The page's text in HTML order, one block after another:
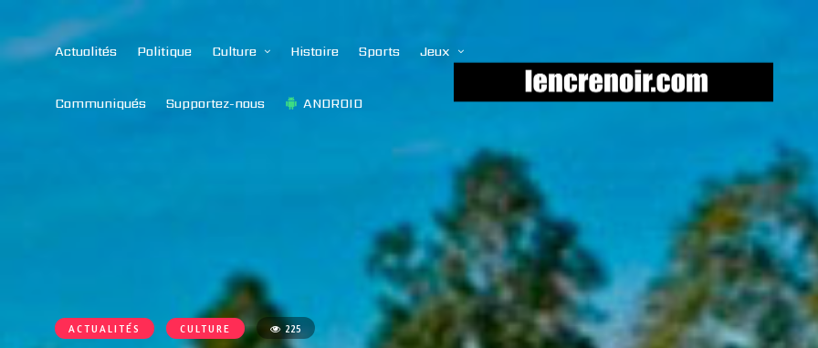
Actualités Politique Culture Histoire Sports Jeux
Communiqués Supportez-nous ANDROID
ACTUALITÉS CULTURE 225